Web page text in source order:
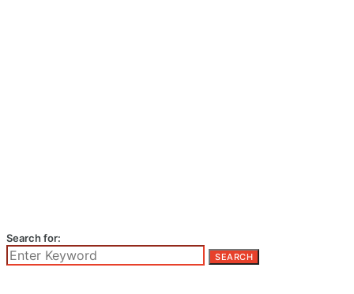
Search for:
SEARCH